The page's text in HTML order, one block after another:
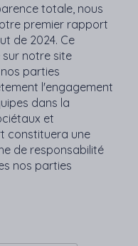
totale, nous
premier rapport
de 2024. Ce
notre site
parties
l'engagement
dans la
et
constituera une
de responsabilité
nos parties